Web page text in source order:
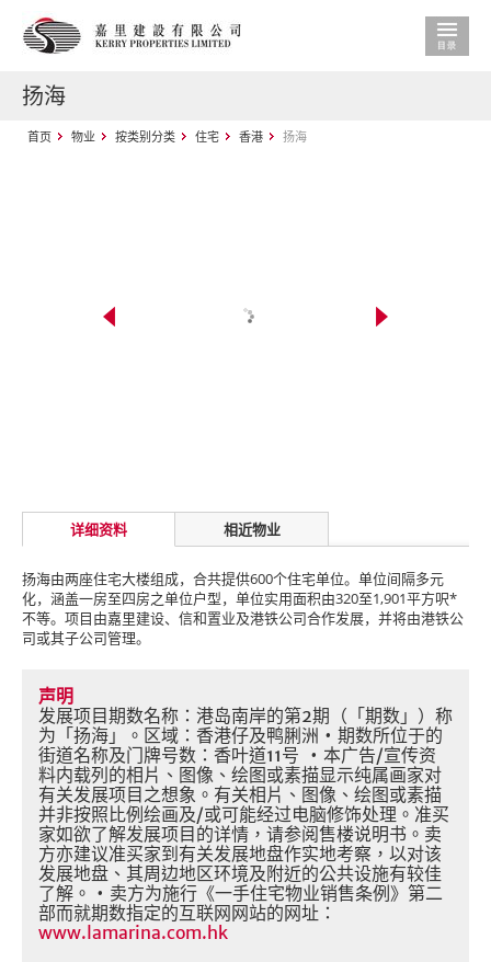
扬海
首页 物业 按类别分类 住宅 香港 扬海
详细资料 相近物业
扬海由两座住宅大楼组成，合共提供600个住宅单位。单位间隔多元
化，涵盖一房至四房之单位户型，单位实用面积由320至1,901平方呎*
不等。项目由嘉里建设、信和置业及港铁公司合作发展，并将由港铁公
司或其子公司管理。
声明
发展项目期数名称：港岛南岸的第2期（「期数」）称
为「扬海」。区域：香港仔及鸭脷洲 • 期数所位于的
街道名称及门牌号数：香叶道11号 • 本广告/宣传资
料内载列的相片、图像、绘图或素描显示纯属画家对
有关发展项目之想象。有关相片、图像、绘图或素描
并非按照比例绘画及/或可能经过电脑修饰处理。准买
家如欲了解发展项目的详情，请参阅售楼说明书。卖
方亦建议准买家到有关发展地盘作实地考察，以对该
发展地盘、其周边地区环境及附近的公共设施有较佳
了解。 • 卖方为施行《一手住宅物业销售条例》第二
部而就期数指定的互联网网站的网址：
www.lamarina.com.hk